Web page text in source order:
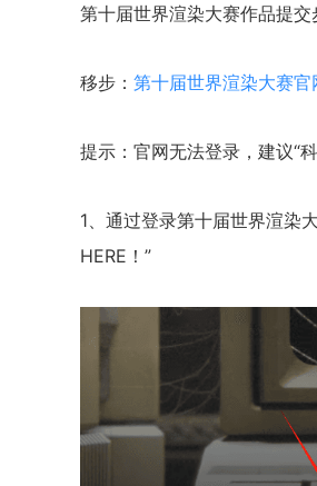
第十届世界渲染大赛作品提交
移步： 第十届世界渲染大赛官
提示：官网无法登录，建议“
1、通过登录第十届世界渲染
HERE！”